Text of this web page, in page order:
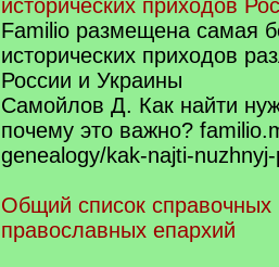
исторических приходов
Familio размещена самая
исторических приходов
России и Украины
Самойлов Д. Как найти
почему это важно?
genealogy/kak-najti-
Общий список справочных
православных епархий